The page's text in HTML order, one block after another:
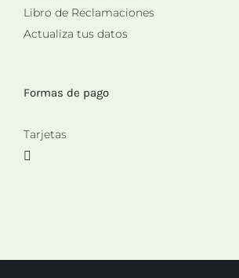
Libro de Reclamaciones
Actualiza tus datos
Formas de pago
Tarjetas